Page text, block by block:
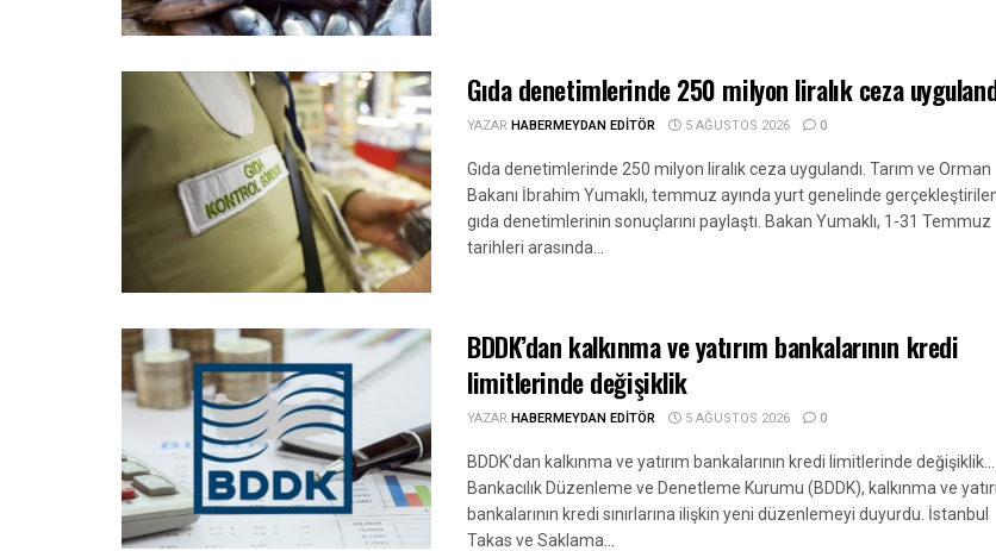
Gıda denetimlerinde 250 milyon liralık ceza
YAZAR HABERMEYDAN EDITÖR 5 AĞUSTOS 2026 0
Gıda denetimlerinde 250 milyon liralık ceza uygulandı. Tarım ve Orman
Bakanı İbrahim Yumaklı, temmuz ayında yurt genelinde
gıda denetimlerinin sonuçlarını paylaştı. Bakan Yumaklı, 1-31 Temmuz
tarihleri arasında...
BDDK’dan kalkınma ve yatırım bankalarının kredi
limitlerinde değişiklik
YAZAR HABERMEYDAN EDITÖR 5 AĞUSTOS 2026 0
BDDK'dan kalkınma ve yatırım bankalarının kredi limitlerinde değişiklik...
Bankacılık Düzenleme ve Denetleme Kurumu (BDDK), kalkınma ve
bankalarının kredi sınırlarına ilişkin yeni düzenlemeyi duyurdu. İstanbul
Takas ve Saklama...